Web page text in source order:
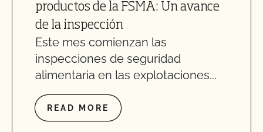
productos de la FSMA: Un avance
de la inspección
Este mes comienzan las
inspecciones de seguridad
alimentaria en las explotaciones...
READ MORE